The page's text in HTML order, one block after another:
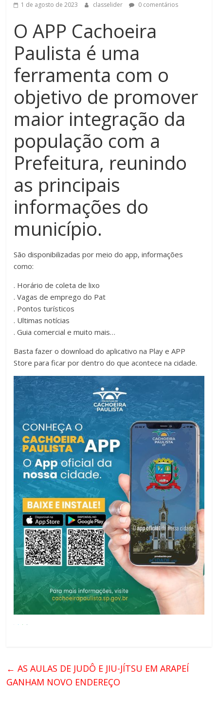
1 de agosto de 2023 classelider 0 comentários
O APP Cachoeira
Paulista é uma
ferramenta com o
objetivo de promover
maior integração da
população com a
Prefeitura, reunindo
as principais
informações do
município.
São disponibilizadas por meio do app, informações
como:
. Horário de coleta de lixo
. Vagas de emprego do Pat
. Pontos turísticos
. Ultimas notícias
. Guia comercial e muito mais…
Basta fazer o download do aplicativo na Play e APP
Store para ficar por dentro do que acontece na cidade.
← AS AULAS DE JUDÔ E JIU-JÍTSU EM ARAPEÍ
GANHAM NOVO ENDEREÇO